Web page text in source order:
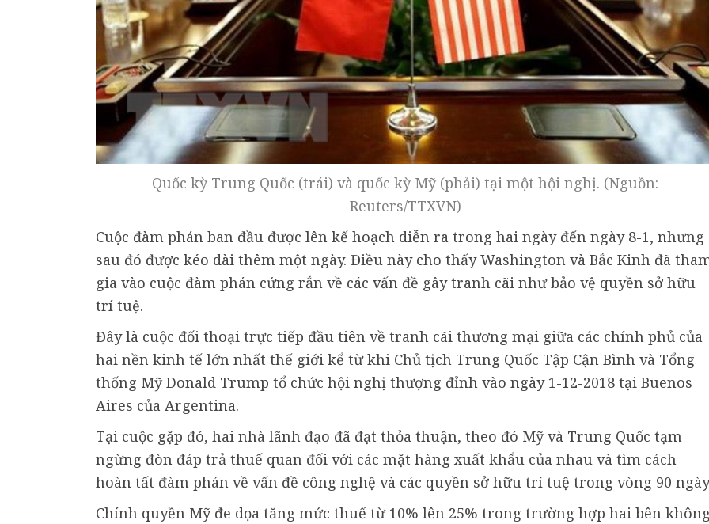
Quốc kỳ Trung Quốc (trái) và quốc kỳ Mỹ (phải) tại một hội nghị. (Nguồn:
Reuters/TTXVN)
Cuộc đàm phán ban đầu được lên kế hoạch diễn ra trong hai ngày đến ngày 8-1, nhưng
sau đó được kéo dài thêm một ngày. Điều này cho thấy Washington và Bắc Kinh đã
gia vào cuộc đàm phán cứng rắn về các vấn đề gây tranh cãi như bảo vệ quyền sở hữu
trí tuệ.
Đây là cuộc đối thoại trực tiếp đầu tiên về tranh cãi thương mại giữa các chính phủ của
hai nền kinh tế lớn nhất thế giới kể từ khi Chủ tịch Trung Quốc Tập Cận Bình và Tổng
thống Mỹ Donald Trump tổ chức hội nghị thượng đỉnh vào ngày 1-12-2018 tại Buenos
Aires của Argentina.
Tại cuộc gặp đó, hai nhà lãnh đạo đã đạt thỏa thuận, theo đó Mỹ và Trung Quốc tạm
ngừng đòn đáp trả thuế quan đối với các mặt hàng xuất khẩu của nhau và tìm cách
hoàn tất đàm phán về vấn đề công nghệ và các quyền sở hữu trí tuệ trong vòng 90
Chính quyền Mỹ đe dọa tăng mức thuế từ 10% lên 25% trong trường hợp hai bên